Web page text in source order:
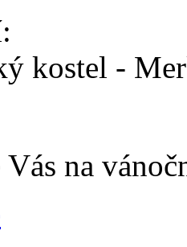
kostel -
Vás na